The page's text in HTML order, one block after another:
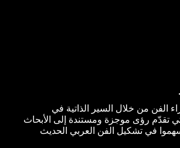
من خلال السير الذاتية في
تقدّم رؤى موجزة ومستندة إلى الأبحاث
في تشكيل الفن العربي الحديث